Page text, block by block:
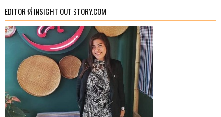
EDITOR ที่ INSIGHT OUT STORY.COM